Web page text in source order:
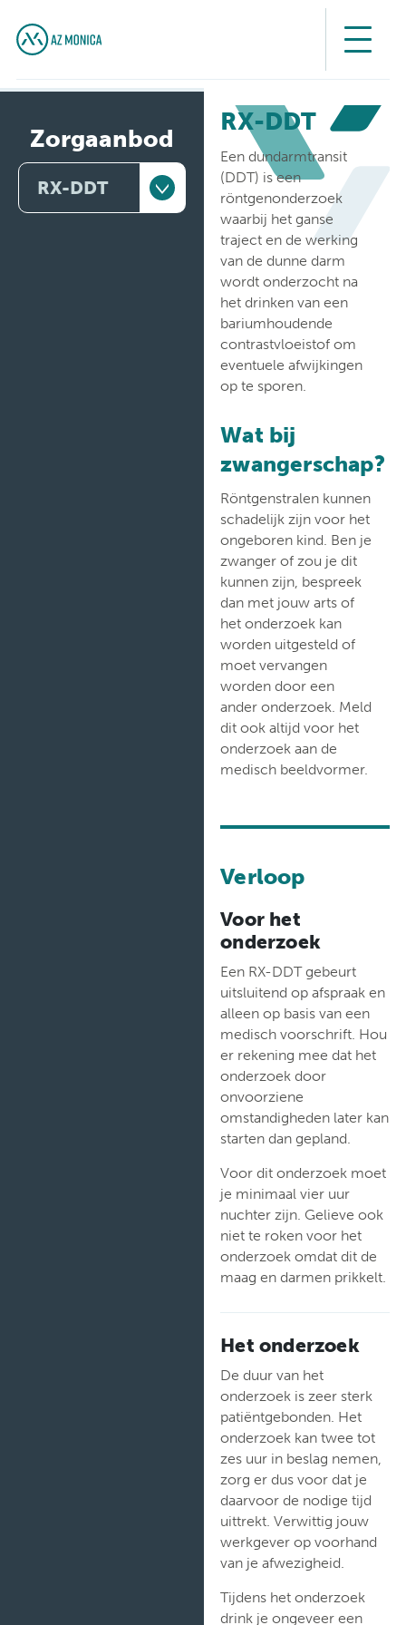
Zorgaanbod
RX-DDT
RX-DDT
Een dundarmtransit
(DDT) is een
röntgenonderzoek
waarbij het ganse
traject en de werking
van de dunne darm
wordt onderzocht na
het drinken van een
bariumhoudende
contrastvloeistof om
eventuele afwijkingen
op te sporen.
Wat bij
zwangerschap?
Röntgenstralen kunnen
schadelijk zijn voor het
ongeboren kind. Ben je
zwanger of zou je dit
kunnen zijn, bespreek
dan met jouw arts of
het onderzoek kan
worden uitgesteld of
moet vervangen
worden door een
ander onderzoek. Meld
dit ook altijd voor het
onderzoek aan de
medisch beeldvormer.
Verloop
Voor het
onderzoek
Een RX-DDT gebeurt
uitsluitend op afspraak en
alleen op basis van een
medisch voorschrift. Hou
er rekening mee dat het
onderzoek door
onvoorziene
omstandigheden later kan
starten dan gepland.
Voor dit onderzoek moet
je minimaal vier uur
nuchter zijn. Gelieve ook
niet te roken voor het
onderzoek omdat dit de
maag en darmen prikkelt.
Het onderzoek
De duur van het
onderzoek is zeer sterk
patiëntgebonden. Het
onderzoek kan twee tot
zes uur in beslag nemen,
zorg er dus voor dat je
daarvoor de nodige tijd
uittrekt. Verwittig jouw
werkgever op voorhand
van je afwezigheid.
Tijdens het onderzoek
drink je ongeveer een